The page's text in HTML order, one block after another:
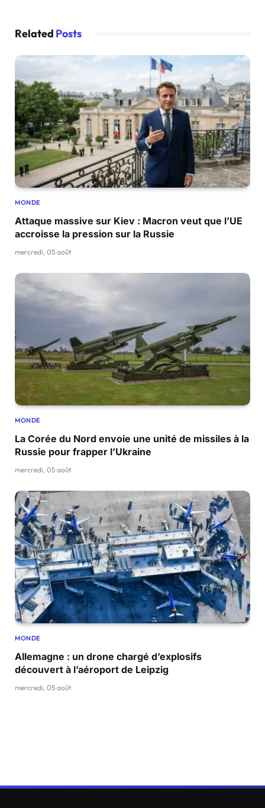
Related Posts
MONDE
Attaque massive sur Kiev : Macron veut que l’UE
accroisse la pression sur la Russie
mercredi, 05 août
MONDE
La Corée du Nord envoie une unité de missiles à la
Russie pour frapper l’Ukraine
mercredi, 05 août
MONDE
Allemagne : un drone chargé d’explosifs
découvert à l’aéroport de Leipzig
mercredi, 05 août